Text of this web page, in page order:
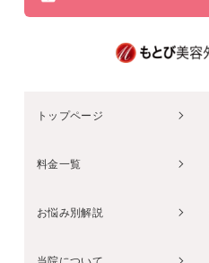
トップページ
料金一覧
お悩み別解説